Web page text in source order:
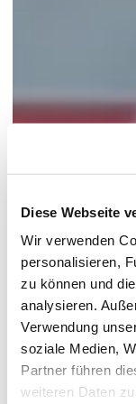
Diese Webseite
Wir verwenden
personalisieren,
zu können und
analysieren.
Verwendung
soziale Medien,
Partner führen
weiteren Daten